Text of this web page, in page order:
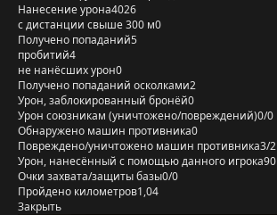
Нанесение урона4026
с дистанции свыше 300 м0
Получено попаданий5
пробитий4
не нанёсших урон0
Получено попаданий осколками2
Урон, заблокированный бронёй0
Урон союзникам (уничтожено/повреждений)0/0
Обнаружено машин противника0
Повреждено/уничтожено машин противника3/2
Урон, нанесённый с помощью данного игрока90
Очки захвата/защиты базы0/0
Пройдено километров1,04
Закрыть